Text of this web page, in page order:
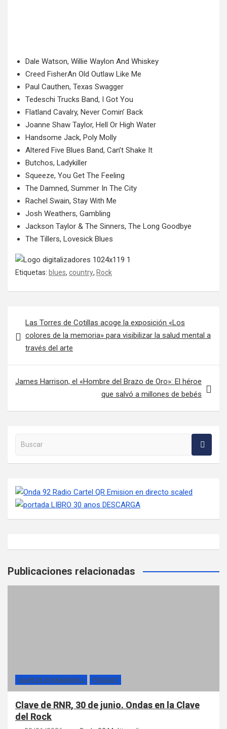
Dale Watson, Willie Waylon And Whiskey
Creed FisherAn Old Outlaw Like Me
Paul Cauthen, Texas Swagger
Tedeschi Trucks Band, I Got You
Flatland Cavalry, Never Comin’ Back
Joanne Shaw Taylor, Hell Or High Water
Handsome Jack, Poly Molly
Altered Five Blues Band, Can’t Shake It
Butchos, Ladykiller
Squeeze, You Get The Feeling
The Damned, Summer In The City
Rachel Swain, Stay With Me
Josh Weathers, Gambling
Jackson Taylor & The Sinners, The Long Goodbye
The Tillers, Lovesick Blues
Etiquetas: blues, country, Rock
Las Torres de Cotillas acoge la exposición «Los
colores de la memoria» para visibilizar la salud mental a
través del arte
James Harrison, el «Hombre del Brazo de Oro»: El héroe
que salvó a millones de bebés
Buscar en la web
Publicaciones relacionadas
CLAVE DE ROCKANDROLL PÓDCAST
Clave de RNR, 30 de junio. Ondas en la Clave
del Rock